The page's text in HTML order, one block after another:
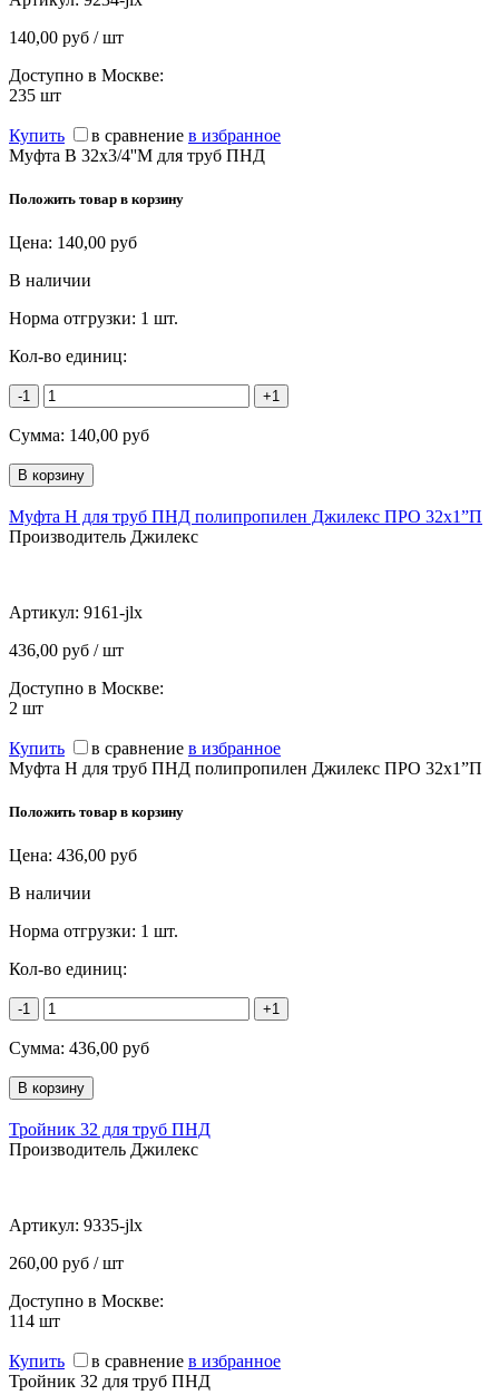
140,00 руб / шт
Доступно в Москве:
235 шт
Купить в сравнение в избранное
Муфта В 32х3/4''М для труб ПНД
Положить товар в корзину
Цена: 140,00 руб
В наличии
Норма отгрузки: 1 шт.
Кол-во единиц:
-1 +1
Сумма: 140,00 руб
Муфта Н для труб ПНД полипропилен Джилекс ПРО 32x1”П
Производитель Джилекс
Артикул: 9161-jlx
436,00 руб / шт
Доступно в Москве:
2 шт
Купить в сравнение в избранное
Муфта Н для труб ПНД полипропилен Джилекс ПРО 32x1”П
Положить товар в корзину
Цена: 436,00 руб
В наличии
Норма отгрузки: 1 шт.
Кол-во единиц:
-1 +1
Сумма: 436,00 руб
Тройник 32 для труб ПНД
Производитель Джилекс
Артикул: 9335-jlx
260,00 руб / шт
Доступно в Москве:
114 шт
Купить в сравнение в избранное
Тройник 32 для труб ПНД